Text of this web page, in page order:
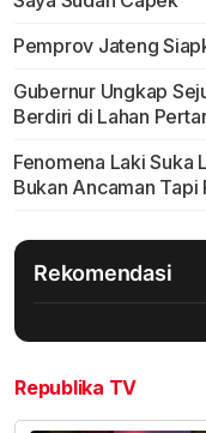
Pemprov Jateng
Gubernur Ungkap
Berdiri di Lahan
Fenomena Laki Suka
Bukan Ancaman Tapi
Rekomendasi
Republika TV